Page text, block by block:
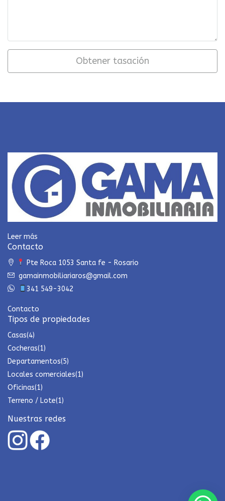
Obtener tasación
Leer más
Contacto
Pte Roca 1053 Santa fe - Rosario
gamainmobiliariaros@gmail.com
341 549-3042
Contacto
Tipos de propiedades
Casas(4)
Cocheras(1)
Departamentos(5)
Locales comerciales(1)
Oficinas(1)
Terreno / Lote(1)
Nuestras redes